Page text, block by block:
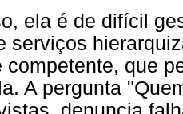
ela é de difícil
serviços
competente, que
A pergunta